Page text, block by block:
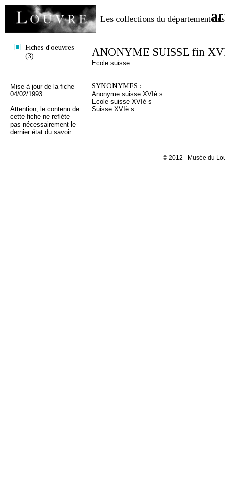
Les collections du département des
Fiches d'oeuvres
(3)
Mise à jour de la fiche
04/02/1993
Attention, le contenu de
cette fiche ne reflète
pas nécessairement le
dernier état du savoir.
ANONYME SUISSE fin
Ecole suisse
SYNONYMES :
Anonyme suisse XVIè s
Ecole suisse XVIè s
Suisse XVIè s
© 2012 - Musée du